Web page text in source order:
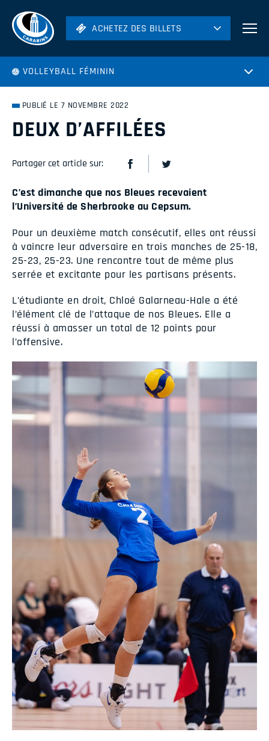
ACHETEZ DES BILLETS
Hockey
ACHETEZ DES BILLETS
VOLLEYBALL FÉMININ
PUBLIÉ LE 7 NOVEMBRE 2022
DEUX D’AFFILÉES
Partager cet article sur:
C’est dimanche que nos Bleues recevaient
l’Université de Sherbrooke au Cepsum.
Pour un deuxième match consécutif, elles ont réussi
à vaincre leur adversaire en trois manches de 25-18,
25-23, 25-23. Une rencontre tout de même plus
serrée et excitante pour les partisans présents.
L’étudiante en droit, Chloé Galarneau-Hale a été
l’élément clé de l’attaque de nos Bleues. Elle a
réussi à amasser un total de 12 points pour
l’offensive.